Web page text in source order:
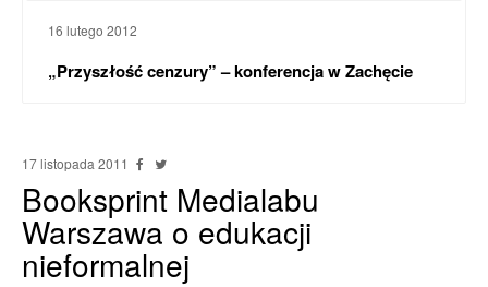
16 lutego 2012
„Przyszłość cenzury” – konferencja w Zachęcie
17 listopada 2011
Booksprint Medialabu
Warszawa o edukacji
nieformalnej